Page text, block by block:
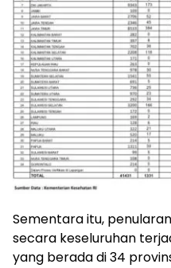
Sementara itu,
secara keseluruhan
yang berada di 34